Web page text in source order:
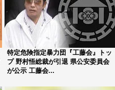
特定危険指定暴力団『工藤会』トッ
プ 野村悟総裁が引退 県公安委員会
が公示 工藤会...